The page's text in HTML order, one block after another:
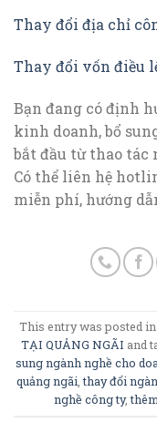
Thay đổi địa chỉ
Thay đổi vốn điều
Bạn đang có định
kinh doanh, bổ
bắt đầu từ thao tác
Có thể liên hệ
miễn phí, hướng
This entry was posted in
TẠI QUẢNG NGÃI and
sung ngành nghề cho
quảng ngãi,thay đổi
nghề công ty,